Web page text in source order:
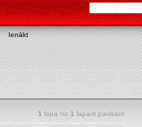
Ienākt
1 lapa no 1 lapām pavisam